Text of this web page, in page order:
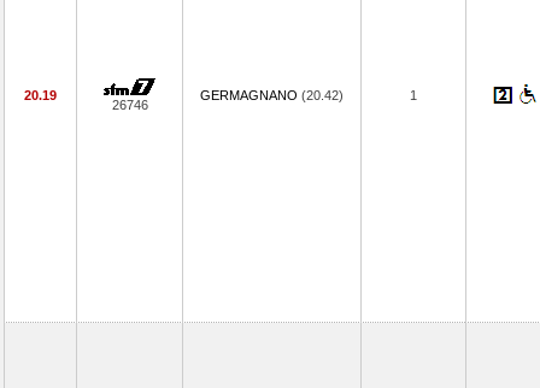
20.19
26746
GERMAGNANO (20.42) 1